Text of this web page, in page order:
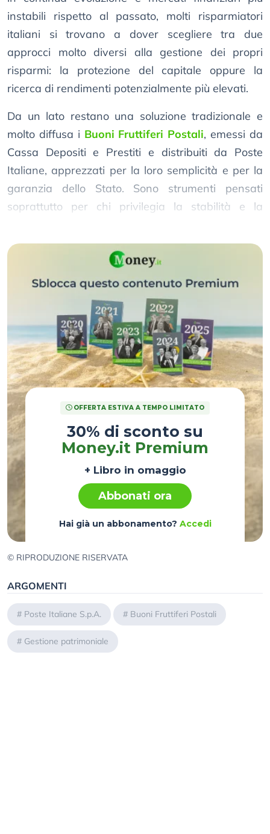
instabili rispetto al passato, molti risparmiatori
italiani si trovano a dover scegliere tra due
approcci molto diversi alla gestione dei propri
risparmi: la protezione del capitale oppure la
ricerca di rendimenti potenzialmente più elevati.
Da un lato restano una soluzione tradizionale e
molto diffusa i Buoni Fruttiferi Postali, emessi da
Cassa Depositi e Prestiti e distribuiti da Poste
Italiane, apprezzati per la loro semplicità e per la
garanzia dello Stato. Sono strumenti pensati
soprattutto per chi privilegia la stabilità e la
OFFERTA ESTIVA A TEMPO LIMITATO
30% di sconto su
Money.it Premium
+ Libro in omaggio
Abbonati ora
Hai già un abbonamento? Accedi
© RIPRODUZIONE RISERVATA
ARGOMENTI
# Poste Italiane S.p.A. # Buoni Fruttiferi Postali
# Gestione patrimoniale